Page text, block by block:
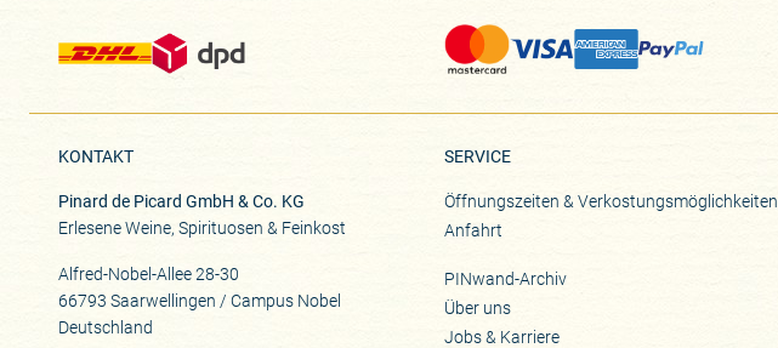
KONTAKT
Pinard de Picard GmbH & Co. KG
Erlesene Weine, Spirituosen & Feinkost
Alfred-Nobel-Allee 28-30
66793 Saarwellingen / Campus Nobel
Deutschland
SERVICE
Öffnungszeiten & Verkostungsmöglichkeiten
Anfahrt
PINwand-Archiv
Über uns
Jobs & Karriere